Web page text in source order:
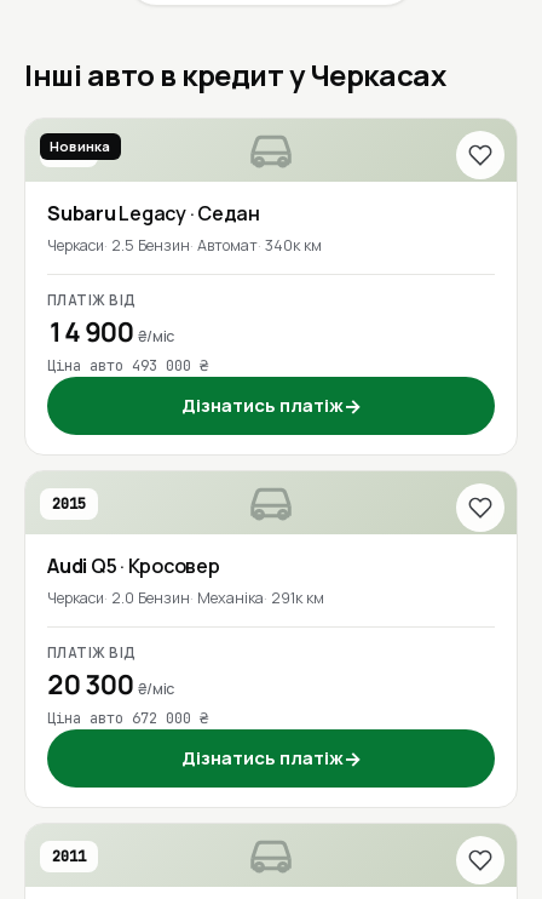
Інші авто в кредит у Черкасах
2016
Новинка
SubaruLegacy· Седан
Черкаси 2.5 Бензин Автомат 340к км
ПЛАТІЖ ВІД
14 900 ₴/міс
Ціна авто 493 000 ₴
Дізнатись платіж→
2015
Audi Q5· Кросовер
Черкаси 2.0 Бензин Механіка 291к км
ПЛАТІЖ ВІД
20 300 ₴/міс
Ціна авто 672 000 ₴
Дізнатись платіж→
2011